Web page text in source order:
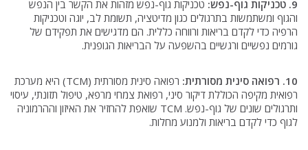
9. טכניקות גוף-נפש:
טכניקות גוף-נפש מזהות את הקשר בין הנפש
והגוף ומשתמשות בתרגולים כגון מדיטציה, תשומת לב, יוגה וטכניקות
הרפיה כדי לקדם בריאות ורווחה כללית. הם מדגישים את תפקידם של
גורמים נפשיים ורגשיים בהשפעה על הבריאות הגופנית.
10. רפואה סינית מסורתית:
רפואה סינית מסורתית (TCM) היא מערכת
רפואית מקיפה הכוללת דיקור סיני, רפואת צמחי מרפא, טיפול תזונתי, עיסוי
ותרגולים שונים של גוף-נפש. TCM שואפת להחזיר את האיזון וההרמוניה
לגוף כדי לקדם בריאות ולמנוע מחלות.